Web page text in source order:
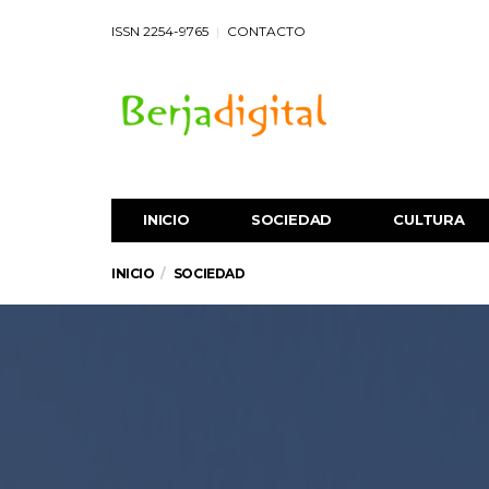
ISSN 2254-9765 CONTACTO
INICIO SOCIEDAD CULTURA
INICIO SOCIEDAD